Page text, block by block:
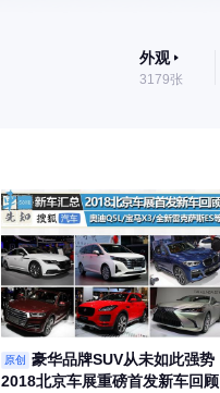
外观
3179张
原创
豪华品牌SUV从未如此强势
2018北京车展重磅首发新车回顾